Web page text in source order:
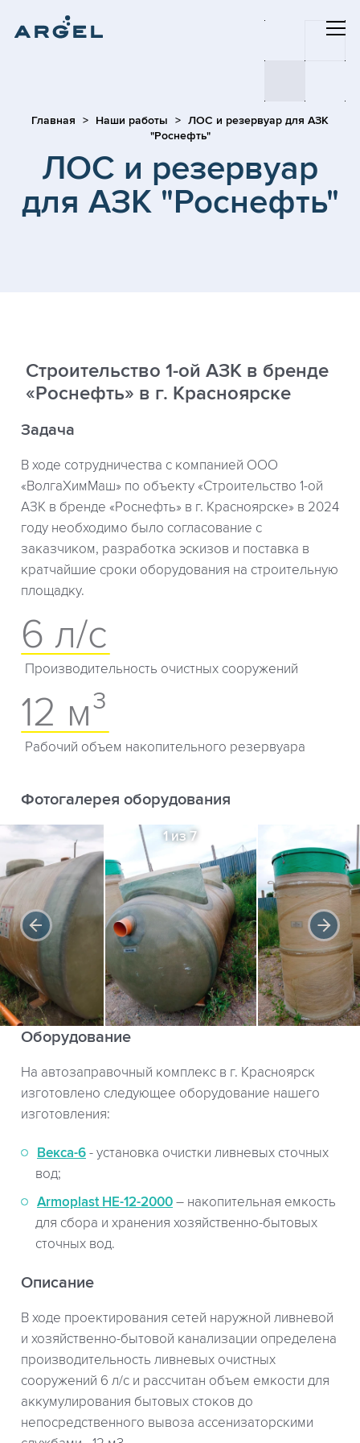
Главная Наши работы
ЛОС и резервуар для АЗК
"Роснефть"
ЛОС и резервуар
для АЗК "Роснефть"
Строительство 1-ой АЗК в бренде
«Роснефть» в г. Красноярске
Задача
В ходе сотрудничества с компанией ООО
«ВолгаХимМаш» по объекту «Строительство 1-ой
АЗК в бренде «Роснефть» в г. Красноярске» в 2024
году необходимо было согласование с
заказчиком, разработка эскизов и поставка в
кратчайшие сроки оборудования на строительную
площадку.
6 л/с
Производительность очистных сооружений
12 м³
Рабочий объем накопительного резервуара
Фотогалерея оборудования
1 из 7
Оборудование
На автозаправочный комплекс в г. Красноярск
изготовлено следующее оборудование нашего
изготовления:
Векса-6 - установка очистки ливневых сточных
вод;
Armoplast НЕ-12-2000 – накопительная емкость
для сбора и хранения хозяйственно-бытовых
сточных вод.
Описание
В ходе проектирования сетей наружной ливневой
и хозяйственно-бытовой канализации определена
производительность ливневых очистных
сооружений 6 л/с и рассчитан объем емкости для
аккумулирования бытовых стоков до
непосредственного вывоза ассенизаторскими